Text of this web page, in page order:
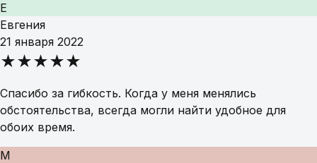
Е
Евгения
21 января 2022
★★★★★
Спасибо за гибкость. Когда у меня менялись
обстоятельства, всегда могли найти удобное для
обоих время.
М